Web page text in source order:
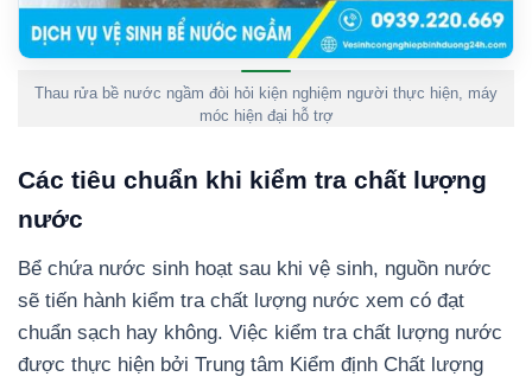
Thau rửa bề nước ngầm đòi hỏi kiện nghiệm người thực hiện, máy
móc hiện đại hỗ trợ
Các tiêu chuẩn khi kiểm tra chất lượng
nước
Bể chứa nước sinh hoạt sau khi vệ sinh, nguồn nước
sẽ tiến hành kiểm tra chất lượng nước xem có đạt
chuẩn sạch hay không. Việc kiểm tra chất lượng nước
được thực hiện bởi Trung tâm Kiểm định Chất lượng